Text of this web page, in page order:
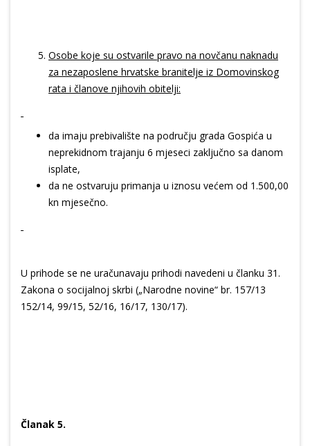
Osobe koje su ostvarile pravo na novčanu naknadu
za nezaposlene hrvatske branitelje iz Domovinskog
rata i članove njihovih obitelji:
da imaju prebivalište na području grada Gospića u
neprekidnom trajanju 6 mjeseci zaključno sa danom
isplate,
da ne ostvaruju primanja u iznosu većem od 1.500,00
kn mjesečno.
U prihode se ne uračunavaju prihodi navedeni u članku 31.
Zakona o socijalnoj skrbi („Narodne novine“ br. 157/13
152/14, 99/15, 52/16, 16/17, 130/17).
Članak 5.